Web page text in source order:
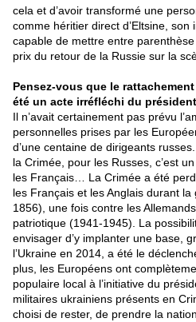
cela et d’avoir transformé une
comme héritier direct d’Eltsine,
capable de mettre entre
prix du retour de la Russie sur la
Pensez-vous que le
été un acte irréfléchi du
Il n’avait certainement pas prévu
personnelles prises par les
d’une centaine de dirigeants
la Crimée, pour les Russes, c’est
les Français… La Crimée a été
les Français et les Anglais durant
1856), une fois contre les
patriotique (1941-1945). La
envisager d’y implanter une base,
l’Ukraine en 2014, a été le
plus, les Européens ont
populaire local à l’initiative du
militaires ukrainiens présents en
choisi de rester, de prendre la